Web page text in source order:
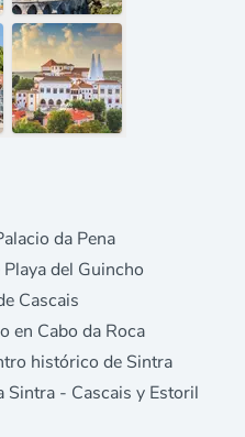
da Pena
del Guincho
Cascais
en Cabo da Roca
histórico de Sintra
Sintra - Cascais y Estoril